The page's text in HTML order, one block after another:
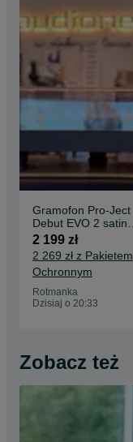
Gramofon Pro-Ject
Debut EVO 2 satin
black Pick IT MM
EVO nowy OUTLET
2 199 zł
2 269 zł z Pakietem
Ochronnym
Rotmanka
Dzisiaj o 20:33
Zobacz też